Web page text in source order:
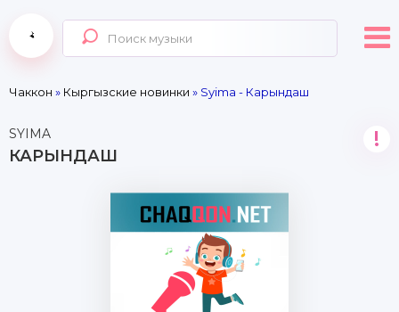
Чаккон » Кыргызские новинки » Syima - Карындаш
SYIMA
КАРЫНДАШ
!